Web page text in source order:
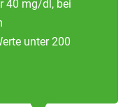
40 mg/dl, bei
unter 200